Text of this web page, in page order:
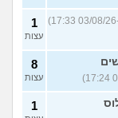
1
עצות
8
עצות
1